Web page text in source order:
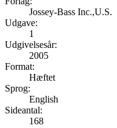
Jossey-Bass Inc.,U.S.
Udgave:
1
Udgivelsesår:
2005
Format:
Hæftet
Sprog:
English
Sideantal:
168